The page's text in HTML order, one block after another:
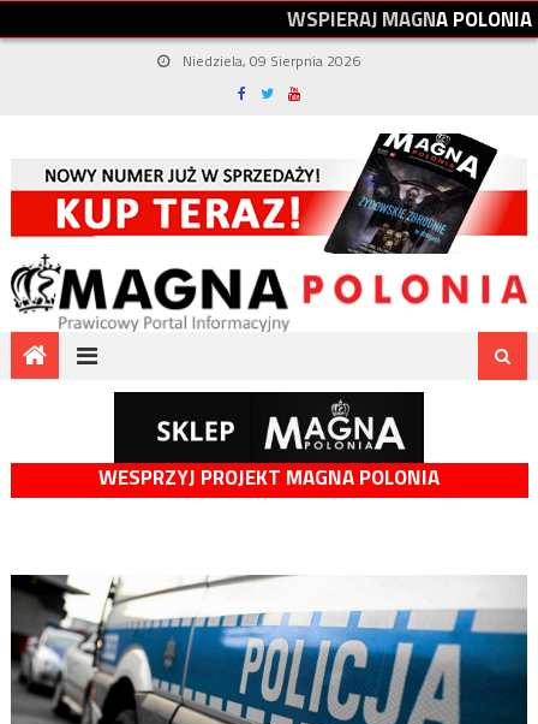
WSPIERAJMAGNAPOLONIA
Niedziela, 09 Sierpnia 2026
WESPRZYJ PROJEKT MAGNA POLONIA